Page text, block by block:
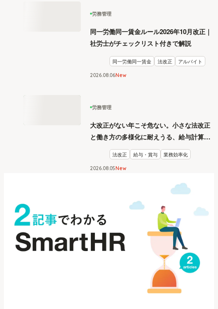
労務管理
同一労働同一賃金ルール2026年10月改正｜
社労士がチェックリスト付きで解説
同一労働同一賃金 法改正 アルバイト
2026.08 06New
労務管理
大改正がない年こそ危ない。小さな法改正
と働き方の多様化に耐えうる、給与計算と
リスク管理
法改正 給与・賞与 業務効率化
2026.08 05New